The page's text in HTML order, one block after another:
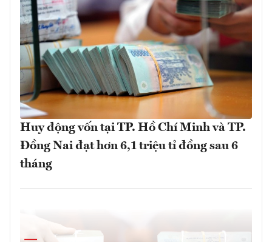
Huy động vốn tại TP. Hồ Chí Minh và TP.
Đồng Nai đạt hơn 6,1 triệu tỉ đồng sau 6
tháng